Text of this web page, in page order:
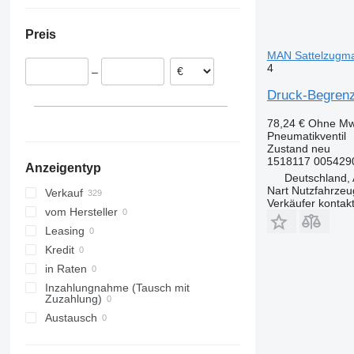
Polen
Belgien
Preis
–
Anzeigentyp
Verkauf
vom Hersteller
Leasing
Kredit
in Raten
Inzahlungnahme (Tausch mit
Zuzahlung)
Austausch
MAN
4
Druck-
78,24 € Ohne
Pneumatikventil
Zustand neu
1518117
Deutschland,
Nart
Verkäufer